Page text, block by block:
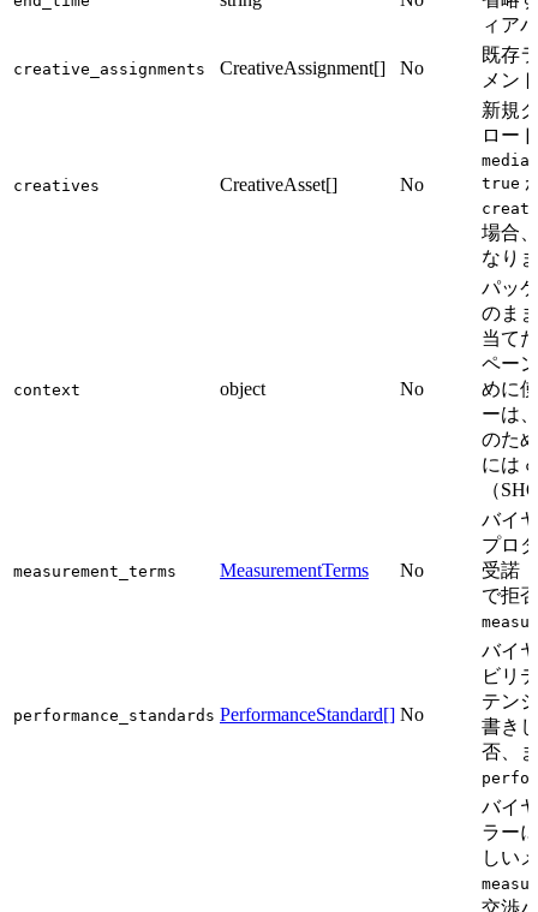
ィア
creative_assignments CreativeAssignment[] No
既存
メン
creatives CreativeAsset[] No
新規
ロー
true
場合、
なり
context object No
パッ
のま
当て
ペー
めに
ーは、
のた
には
（
measurement_terms MeasurementTerms No
バイ
プロ
受諾
で拒
performance_standards PerformanceStandard[] No
バイ
ビリ
テン
書き
否、
バイ
ラー
しい
交渉